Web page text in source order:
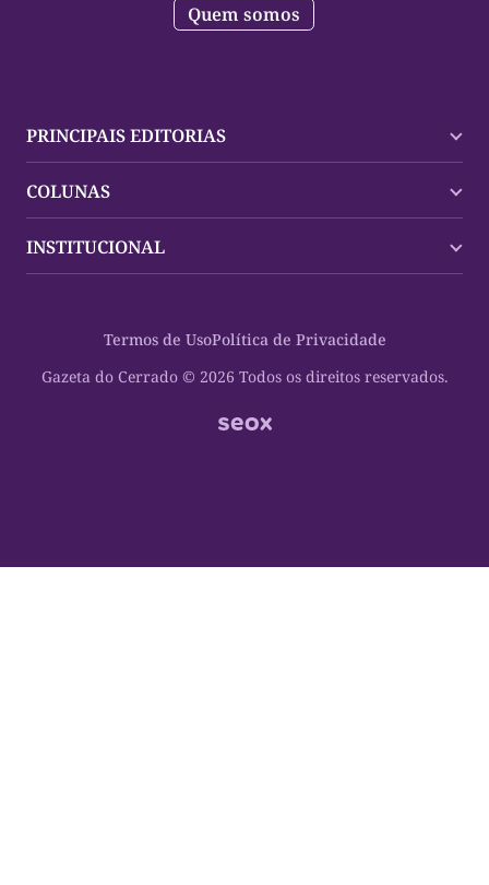
Quem somos
PRINCIPAIS EDITORIAS
Palmas
Mundo
Oportunidades
Cultura
COLUNAS
Policial
Planeta Vivo
Espaço Cidadania
INSTITUCIONAL
Gazeta do Cerrado © 2026 Todos os direitos reservados.
Termos de UsoPolítica de Privacidade